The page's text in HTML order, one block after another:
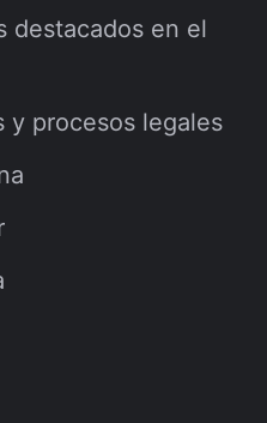
destacados en el
y procesos legales